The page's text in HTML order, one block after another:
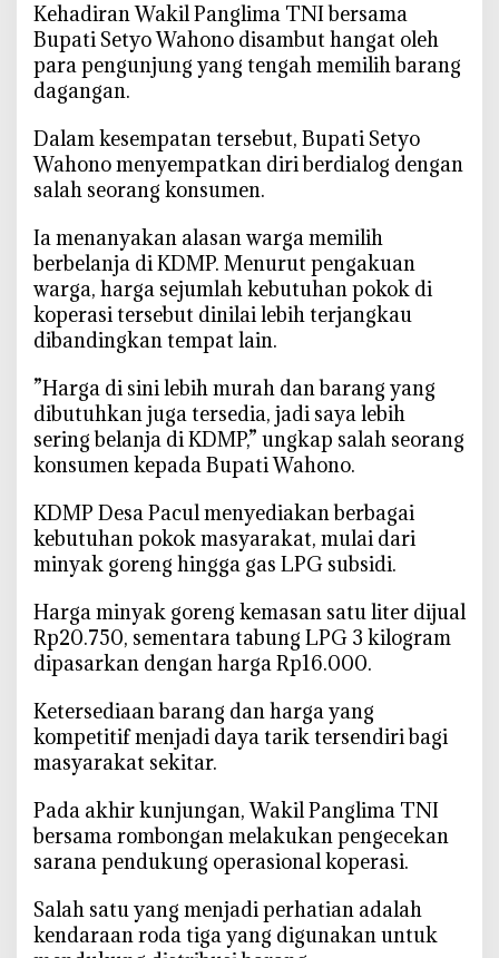
‎Kehadiran Wakil Panglima TNI bersama
Bupati Setyo Wahono disambut hangat oleh
para pengunjung yang tengah memilih barang
dagangan.
‎Dalam kesempatan tersebut, Bupati Setyo
Wahono menyempatkan diri berdialog dengan
salah seorang konsumen.
‎Ia menanyakan alasan warga memilih
berbelanja di KDMP. Menurut pengakuan
warga, harga sejumlah kebutuhan pokok di
koperasi tersebut dinilai lebih terjangkau
dibandingkan tempat lain.
‎”Harga di sini lebih murah dan barang yang
dibutuhkan juga tersedia, jadi saya lebih
sering belanja di KDMP,” ungkap salah seorang
konsumen kepada Bupati Wahono.
‎KDMP Desa Pacul menyediakan berbagai
kebutuhan pokok masyarakat, mulai dari
minyak goreng hingga gas LPG subsidi.
‎Harga minyak goreng kemasan satu liter dijual
Rp20.750, sementara tabung LPG 3 kilogram
dipasarkan dengan harga Rp16.000.
‎Ketersediaan barang dan harga yang
kompetitif menjadi daya tarik tersendiri bagi
masyarakat sekitar.
‎Pada akhir kunjungan, Wakil Panglima TNI
bersama rombongan melakukan pengecekan
sarana pendukung operasional koperasi.
‎Salah satu yang menjadi perhatian adalah
kendaraan roda tiga yang digunakan untuk